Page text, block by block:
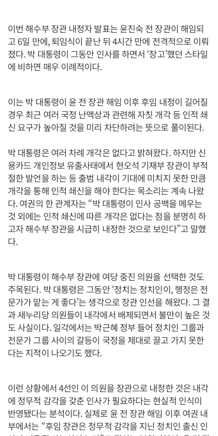
이번 해수부 장관 내정자 발표는 윤진숙 전 장관이 해임되
고 6일 만에, 퇴임식이 끝난 뒤 4시간 만에 전격적으로 이뤄
졌다. 박 대통령이 그동안 인사를 하면서 ‘장고’했던 스타일
에 비하면 매우 이례적이다.
이는 박 대통령이 윤 전 장관 해임 이후 후임 내정이 길어질
경우 최근 여러 국정 난맥상과 관련해 자칫 개각 등 인적 쇄
신 요구가 높아질 것을 미리 차단하려는 뜻으로 풀이된다.
박 대통령은 여러 차례 개각은 없다고 밝혀왔다. 하지만 신
용카드 개인정보 유출사태에서 현오석 기재부 장관이 부적
절한 발언을 하는 등 출범 내각이 기대에 미치지 못한 만큼
개각을 통해 인적 쇄신을 해야 한다는 목소리는 계속 나왔
다. 여권의 한 관계자는 “박 대통령이 인사 공백을 메우는
것 외에는 인적 쇄신에 따른 개각은 없다는 점을 분명히 하
고자 해수부 장관을 시급히 내정한 것으로 보인다”고 말했
다.
박 대통령이 해수부 장관에 여당 중진 의원을 선택한 것도
주목된다. 박 대통령은 그동안 ‘정치는 정치인이, 행정은 전
문가가 맡는 게 좋다’는 생각으로 장관 인선을 해왔다. 그 결
과 새누리당 의원들이 내각에서 배제되면서 불만이 높은 것
도 사실이다. 일각에서는 박근혜 정부 들어 정치인 그룹과
전문가 그룹 사이의 갈등이 국정을 제대로 끌고 가지 못한
다는 지적이 나오기도 했다.
이런 상황에서 4선인 이 의원을 장관으로 내정한 것은 내각
에 정무적 감각을 갖춘 인사가 필요하다는 현실적 인식이
반영됐다는 분석이다. 실제로 윤 전 장관 해임 이후 여권 내
부에서는 “후임 장관은 정무적 감각을 지닌 정치인 출신 인